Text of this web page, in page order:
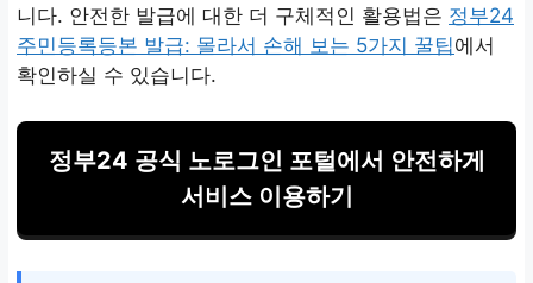
니다. 안전한 발급에 대한 더 구체적인 활용법은 정부24
주민등록등본 발급: 몰라서 손해 보는 5가지 꿀팁에서
확인하실 수 있습니다.
정부24 공식 노로그인 포털에서 안전하게
서비스 이용하기